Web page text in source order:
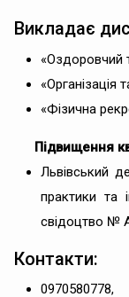
Викладає
«Оздоровчий
«Організація
«Фізична
Підвищення
Львівський
практики та
свідоцтво №
Контакти:
0970580778,